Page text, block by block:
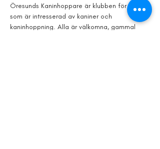
Öresunds Kaninhoppare är klubben för dig
som är intresserad av kaniner och
kaninhoppning. Alla är välkomna, gammal